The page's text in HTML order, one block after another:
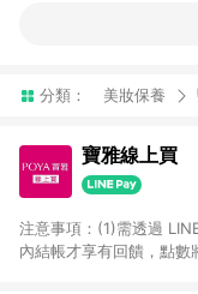
分類： 美妝保養
寶雅線上買
注意事項：(1)需透過
內結帳才享有回饋，點